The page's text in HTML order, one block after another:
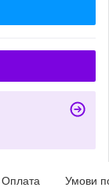
Оплата Умови